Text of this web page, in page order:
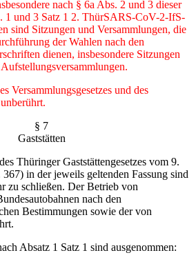
nach § 6a Abs. 2 und 3 dieser
1 und 3 Satz 1 2. ThürSARS-CoV-2-IfS-
sind Sitzungen und Versammlungen, die
der Wahlen nach den
dienen, insbesondere Sitzungen
Versammlungsgesetzes und des
§ 7
Gaststätten
Thüringer Gaststättengesetzes vom 9.
in der jeweils geltenden Fassung sind
zu schließen. Der Betrieb von
nach den
Bestimmungen sowie der von
Absatz 1 Satz 1 sind ausgenommen: